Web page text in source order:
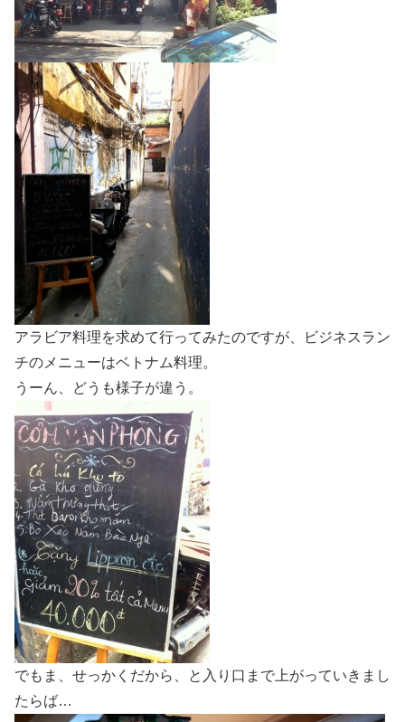
アラビア料理を求めて行ってみたのですが、ビジネスラン
チのメニューはベトナム料理。
うーん、どうも様子が違う。
でもま、せっかくだから、と入り口まで上がっていきまし
たらば…